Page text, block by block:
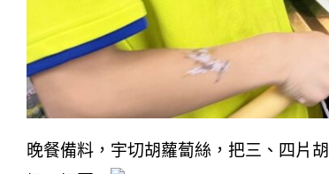
晚餐備料，宇切胡蘿蔔絲，把三、四片